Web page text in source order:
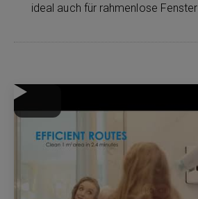
ideal auch für rahmenlose Fenster